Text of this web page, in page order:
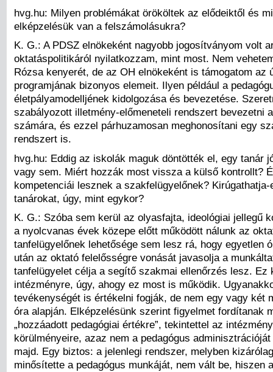
hvg.hu: Milyen problémákat örököltek az elődeiktől és
elképzelésük van a felszámolásukra?
K. G.: A PDSZ elnökeként nagyobb jogosítványom volt
oktatáspolitikáról nyilatkozzam, mint most. Nem
Rózsa kenyerét, de az OH elnökeként is támogatom az
programjának bizonyos elemeit. Ilyen például a
életpályamodelljének kidolgozása és bevezetése.
szabályozott illetmény-előmeneteli rendszert bevezetni
számára, és ezzel párhuzamosan meghonosítani egy
rendszert is.
hvg.hu: Eddig az iskolák maguk döntötték el, egy tanár
vagy sem. Miért hozzák most vissza a külső kontrollt?
kompetenciái lesznek a szakfelügyelőnek?
tanárokat, úgy, mint egykor?
K. G.: Szóba sem kerül az olyasfajta, ideológiai jellegű
a nyolcvanas évek közepe előtt működött nálunk az
tanfelügyelőnek lehetősége sem lesz rá, hogy egyetlen
után az oktató felelősségre vonását javasolja a
tanfelügyelet célja a segítő szakmai ellenőrzés lesz. Ez
intézményre, úgy, ahogy ez most is működik.
tevékenységét is értékelni fogják, de nem egy vagy két
óra alapján. Elképzelésünk szerint figyelmet fordítanak
„hozzáadott pedagógiai értékre”, tekintettel az
körülményeire, azaz nem a pedagógus
majd. Egy biztos: a jelenlegi rendszer, melyben
minősítette a pedagógus munkáját, nem vált be, hiszen